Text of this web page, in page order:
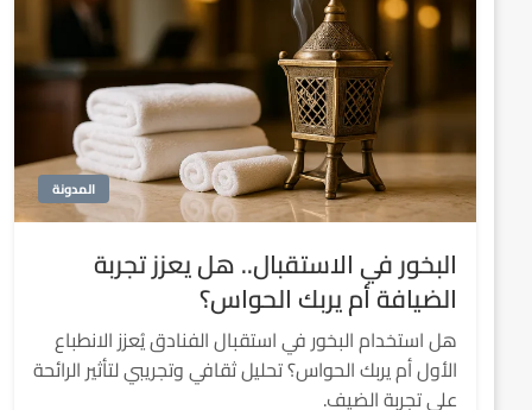
المدونة
البخور في الاستقبال.. هل يعزز تجربة
الضيافة أم يربك الحواس؟
هل استخدام البخور في استقبال الفنادق يُعزز الانطباع
الأول أم يربك الحواس؟ تحليل ثقافي وتجريبي لتأثير الرائحة
على تجربة الضيف.